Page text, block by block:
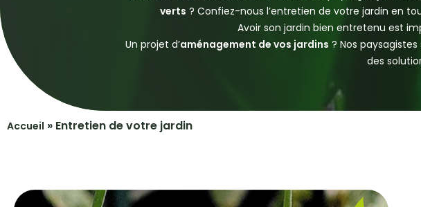
verts ? Confiez-nous l’entretien de votre jardin en
Avoir son jardin bien entretenu est
Un projet d’aménagement de vos jardins ? Nos
des
Accueil » Entretien de votre jardin